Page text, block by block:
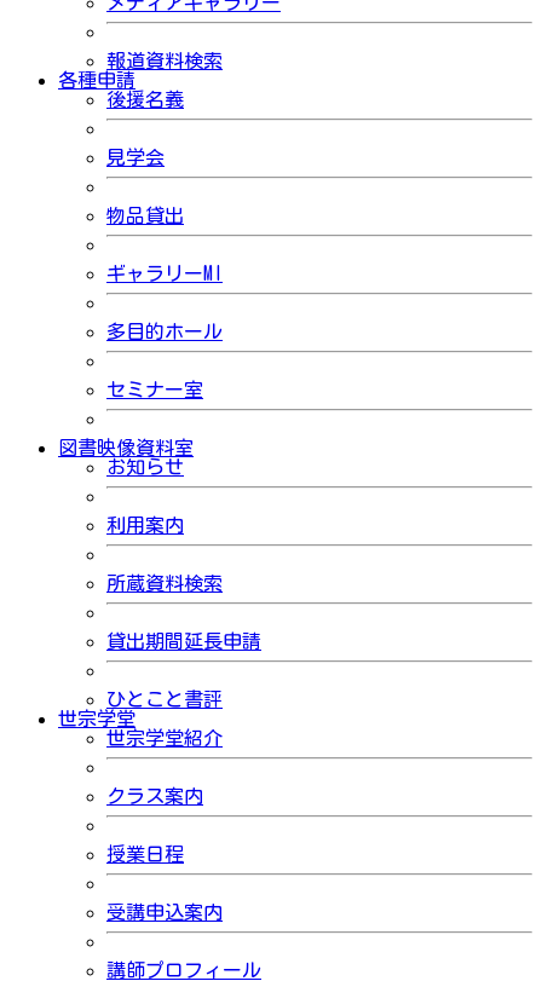
報道資料検索
各種申請
後援名義
見学会
物品貸出
ギャラリーMI
多目的ホール
セミナー室
図書映像資料室
お知らせ
利用案内
所蔵資料検索
貸出期間延長申請
ひとこと書評
世宗学堂
世宗学堂紹介
クラス案内
授業日程
受講申込案内
講師プロフィール